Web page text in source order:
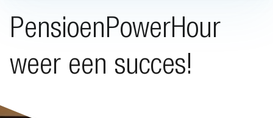
PensioenPowerHour
weer een succes!